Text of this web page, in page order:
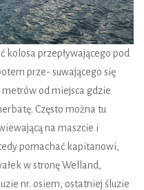
przepływającego pod
prze- suwającego się
od miejsca gdzie
Często można tu
na maszcie i
pomachać kapitanowi,
w stronę Welland,
nr. osiem, ostatniej śluzie